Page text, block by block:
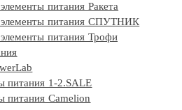
питания Ракета
питания СПУТНИК
питания Трофи
питания 1-2.SALE
питания Camelion